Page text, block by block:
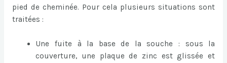
pied de cheminée. Pour cela plusieurs situations sont
traitées :
Une fuite à la base de la souche : sous la
couverture, une plaque de zinc est glissée et